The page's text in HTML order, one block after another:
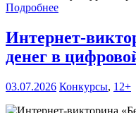
Подробнее
Интернет-
денег в
03.07.2026 Конкурсы, 12+